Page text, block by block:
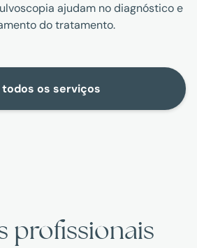
ajudam no diagnóstico e
do tratamento.
todos os serviços
profissionais